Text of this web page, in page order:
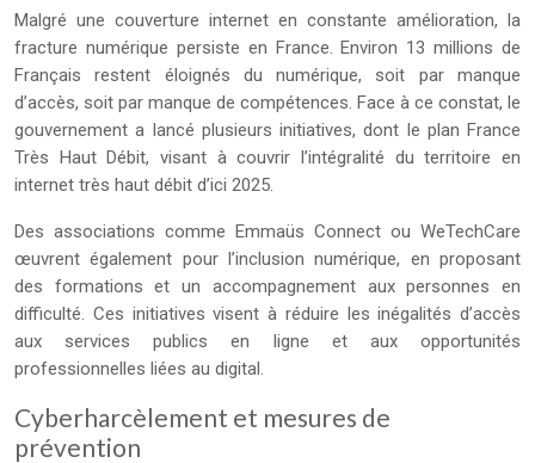
Malgré une couverture internet en constante amélioration, la
fracture numérique persiste en France. Environ 13 millions de
Français restent éloignés du numérique, soit par manque
d’accès, soit par manque de compétences. Face à ce constat, le
gouvernement a lancé plusieurs initiatives, dont le plan France
Très Haut Débit, visant à couvrir l’intégralité du territoire en
internet très haut débit d’ici 2025.
Des associations comme Emmaüs Connect ou WeTechCare
œuvrent également pour l’inclusion numérique, en proposant
des formations et un accompagnement aux personnes en
difficulté. Ces initiatives visent à réduire les inégalités d’accès
aux services publics en ligne et aux opportunités
professionnelles liées au digital.
Cyberharcèlement et mesures de
prévention